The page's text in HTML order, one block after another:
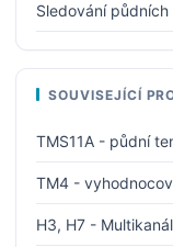
Sledování
SOUVISEJÍCÍ
TMS11A - půdní
TM4 -
H3, H7 -